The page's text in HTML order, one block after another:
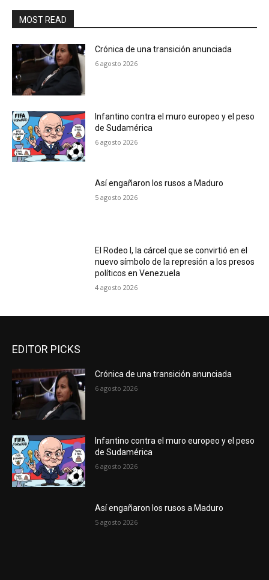
MOST READ
Crónica de una transición anunciada
6 agosto 2026
Infantino contra el muro europeo y el peso
de Sudamérica
6 agosto 2026
Así engañaron los rusos a Maduro
5 agosto 2026
El Rodeo I, la cárcel que se convirtió en el
nuevo símbolo de la represión a los presos
políticos en Venezuela
4 agosto 2026
EDITOR PICKS
Crónica de una transición anunciada
6 agosto 2026
Infantino contra el muro europeo y el peso
de Sudamérica
6 agosto 2026
Así engañaron los rusos a Maduro
5 agosto 2026